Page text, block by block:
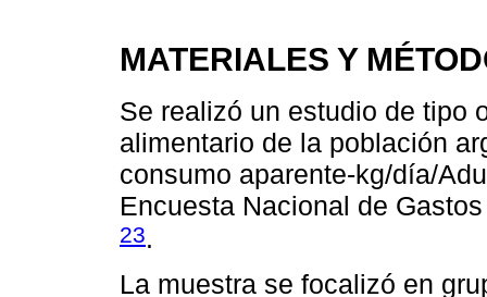
MATERIALES Y
Se realizó un estudio de tipo
alimentario de la población
consumo aparente-kg/día/
Encuesta Nacional de
23.
La muestra se focalizó en